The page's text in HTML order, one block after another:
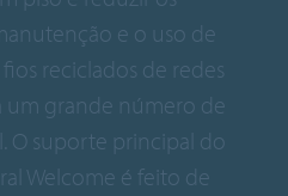
e o uso de
reciclados de redes
um grande número de
O suporte principal do
Welcome é feito de